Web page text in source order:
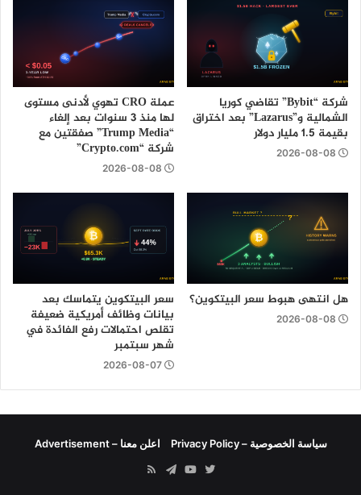
شركة “Bybit” تقاضي كوريا
الشمالية و”Lazarus” بعد اختراق
بقيمة 1.5 مليار دولار
2026-08-08
عملة CRO تهوي لأدنى مستوى
لها منذ 3 سنوات بعد إلغاء
“Trump Media” صفقتين مع
شركة “Crypto.com”
2026-08-08
هل انتهى هبوط سعر البيتكوين؟
2026-08-08
سعر البيتكوين يتماسك بعد
بيانات وظائف أمريكية ضعيفة
تقلص احتمالات رفع الفائدة في
شهر سبتمبر
2026-08-07
سياسة الخصوصية – Privacy Policy اعلن معنا – Advertisement